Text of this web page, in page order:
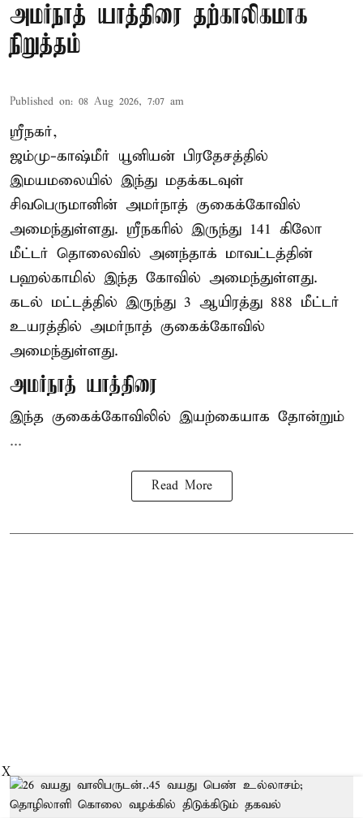
அமர்நாத் யாத்திரை தற்காலிகமாக
நிறுத்தம்
Published on: 08 Aug 2026, 7:07 am
ஸ்ரீநகர்,
ஜம்மு-காஷ்மீர் யூனியன் பிரதேசத்தில்
இமயமலையில் இந்து மதக்கடவுள்
சிவபெருமானின் அமர்நாத் குகைக்கோவில்
அமைந்துள்ளது. ஸ்ரீநகரில் இருந்து 141 கிலோ
மீட்டர் தொலைவில் அனந்தாக் மாவட்டத்தின்
பஹல்காமில் இந்த கோவில் அமைந்துள்ளது.
கடல் மட்டத்தில் இருந்து 3 ஆயிரத்து 888 மீட்டர்
உயரத்தில் அமர்நாத் குகைக்கோவில்
அமைந்துள்ளது.
அமர்நாத் யாத்திரை
இந்த குகைக்கோவிலில் இயற்கையாக தோன்றும்
...
Read More
X